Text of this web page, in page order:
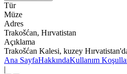
Tür
Müze
Adres
Trakošćan, Hırvatistan
Açıklama
Trakošćan Kalesi, kuzey
Ana SayfaHakkındaKullanım
|